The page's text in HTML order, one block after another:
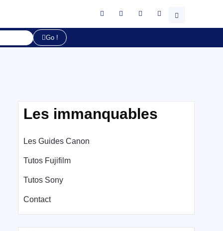
Go !
Les immanquables
Les Guides Canon
Tutos Fujifilm
Tutos Sony
Contact